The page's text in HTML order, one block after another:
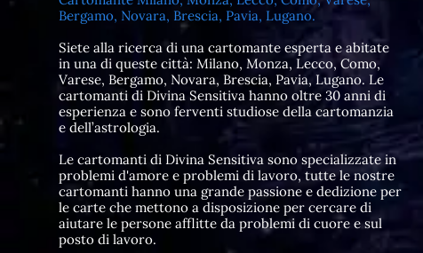
Bergamo, Novara, Brescia, Pavia, Lugano.
Siete alla ricerca di una cartomante esperta e abitate
in una di queste città: Milano, Monza, Lecco, Como,
Varese, Bergamo, Novara, Brescia, Pavia, Lugano. Le
cartomanti di Divina Sensitiva hanno oltre 30 anni di
esperienza e sono ferventi studiose della cartomanzia
e dell’astrologia.
Le cartomanti di Divina Sensitiva sono specializzate in
problemi d'amore e problemi di lavoro, tutte le nostre
cartomanti hanno una grande passione e dedizione per
le carte che mettono a disposizione per cercare di
aiutare le persone afflitte da problemi di cuore e sul
posto di lavoro.